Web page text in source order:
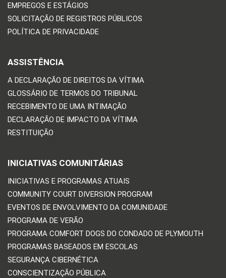
EMPREGOS E ESTÁGIOS
SOLICITAÇÃO DE REGISTROS PÚBLICOS
POLÍTICA DE PRIVACIDADE
ASSISTÊNCIA
A DECLARAÇÃO DE DIREITOS DA VÍTIMA
GLOSSÁRIO DE TERMOS DO TRIBUNAL
RECEBIMENTO DE UMA INTIMAÇÃO
DECLARAÇÃO DE IMPACTO DA VÍTIMA
RESTITUIÇÃO
INICIATIVAS COMUNITÁRIAS
INICIATIVAS E PROGRAMAS ATUAIS
COMMUNITY COURT DIVERSION PROGRAM
EVENTOS DE ENVOLVIMENTO DA COMUNIDADE
PROGRAMA DE VERÃO
PROGRAMA COMFORT DOGS DO CONDADO DE PLYMOUTH
PROGRAMAS BASEADOS EM ESCOLAS
SEGURANÇA CIBERNÉTICA
CONSCIENTIZAÇÃO PÚBLICA